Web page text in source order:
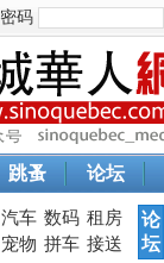
密码
跳蚤 论坛
汽车 数码 租房
宠物 拼车 接送
论
坛